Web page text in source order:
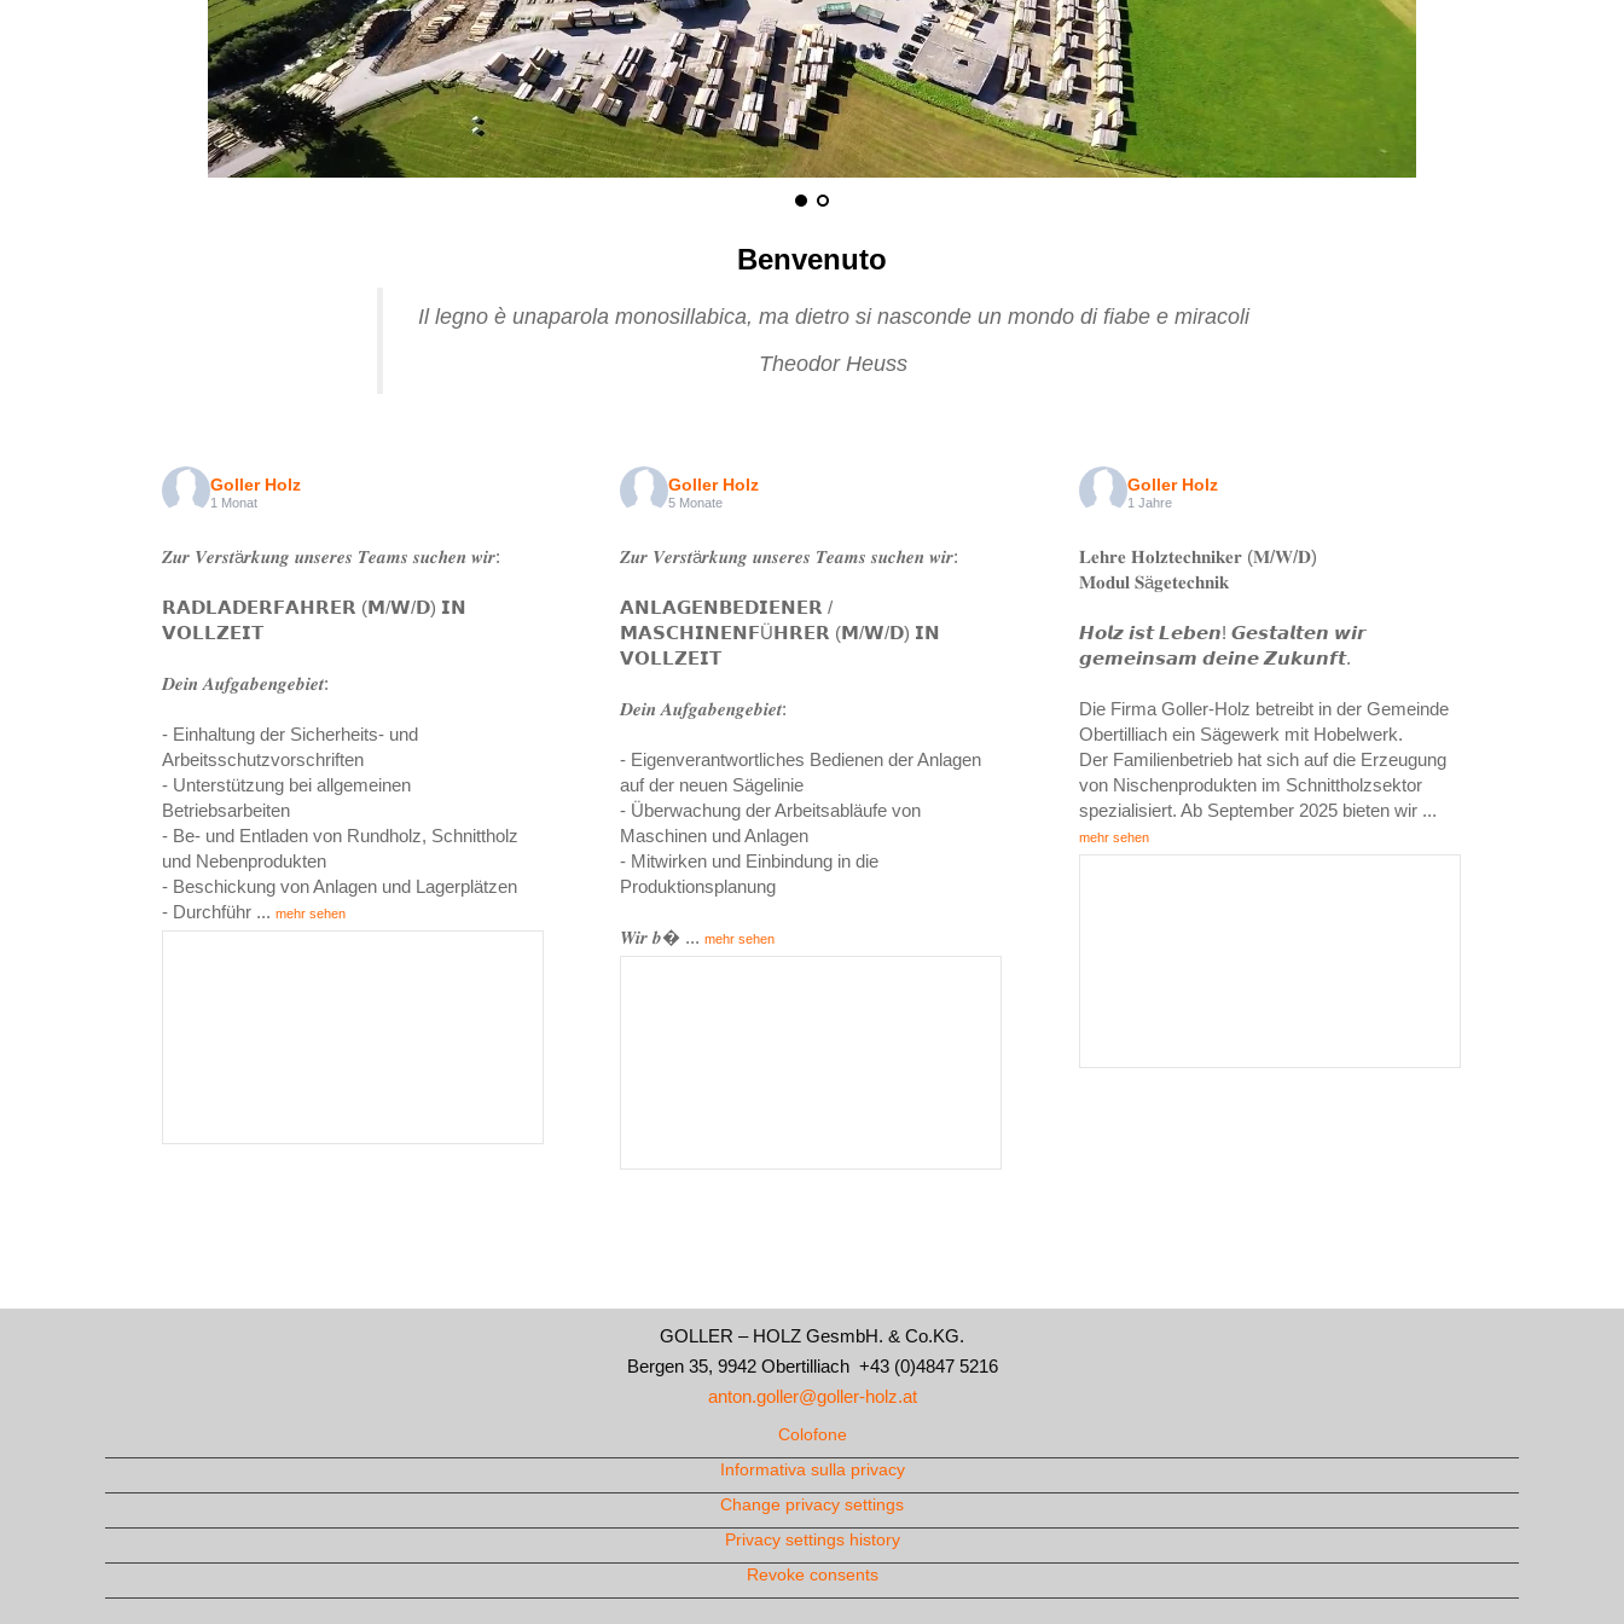
Benvenuto
Il legno è unaparola monosillabica, ma dietro si nasconde un mondo di fiabe e mira­coli
Theodor Heuss
Goller Holz
1 Monat
𝒁𝒖𝒓 𝑽𝒆𝒓𝒔𝒕ä𝒓𝒌𝒖𝒏𝒈 𝒖𝒏𝒔𝒆𝒓𝒆𝒔 𝑻𝒆𝒂𝒎𝒔 𝒔𝒖𝒄𝒉𝒆𝒏 𝒘𝒊𝒓:
𝗥𝗔𝗗𝗟𝗔𝗗𝗘𝗥𝗙𝗔𝗛𝗥𝗘𝗥 (𝗠/𝗪/𝗗) 𝗜𝗡
𝗩𝗢𝗟𝗟𝗭𝗘𝗜𝗧
𝑫𝒆𝒊𝒏 𝑨𝒖𝒇𝒈𝒂𝒃𝒆𝒏𝒈𝒆𝒃𝒊𝒆𝒕:
- Einhaltung der Sicherheits- und
Arbeitsschutzvorschriften
- Unterstützung bei allgemeinen
Betriebsarbeiten
- Be- und Entladen von Rundholz, Schnittholz
und Nebenprodukten
- Beschickung von Anlagen und Lagerplätzen
- Durchführ ...mehr sehen
Goller Holz
5 Monate
𝒁𝒖𝒓 𝑽𝒆𝒓𝒔𝒕ä𝒓𝒌𝒖𝒏𝒈 𝒖𝒏𝒔𝒆𝒓𝒆𝒔 𝑻𝒆𝒂𝒎𝒔 𝒔𝒖𝒄𝒉𝒆𝒏 𝒘𝒊𝒓:
𝗔𝗡𝗟𝗔𝗚𝗘𝗡𝗕𝗘𝗗𝗜𝗘𝗡𝗘𝗥 /
𝗠𝗔𝗦𝗖𝗛𝗜𝗡𝗘𝗡𝗙Ü𝗛𝗥𝗘𝗥 (𝗠/𝗪/𝗗) 𝗜𝗡
𝗩𝗢𝗟𝗟𝗭𝗘𝗜𝗧
𝑫𝒆𝒊𝒏 𝑨𝒖𝒇𝒈𝒂𝒃𝒆𝒏𝒈𝒆𝒃𝒊𝒆𝒕:
- Eigenverantwortliches Bedienen der Anlagen
auf der neuen Sägelinie
- Überwachung der Arbeitsabläufe von
Maschinen und Anlagen
- Mitwirken und Einbindung in die
Produktionsplanung
𝑾𝒊𝒓 𝒃 ...mehr sehen
Goller Holz
1 Jahre
𝐋𝐞𝐡𝐫𝐞 𝐇𝐨𝐥𝐳𝐭𝐞𝐜𝐡𝐧𝐢𝐤𝐞𝐫 (𝐌/𝐖/𝐃)
𝐌𝐨𝐝𝐮𝐥 𝐒ä𝐠𝐞𝐭𝐞𝐜𝐡𝐧𝐢𝐤
𝙃𝙤𝙡𝙯 𝙞𝙨𝙩 𝙇𝙚𝙗𝙚𝙣! 𝙂𝙚𝙨𝙩𝙖𝙡𝙩𝙚𝙣 𝙬𝙞𝙧
𝙜𝙚𝙢𝙚𝙞𝙣𝙨𝙖𝙢 𝙙𝙚𝙞𝙣𝙚 𝙕𝙪𝙠𝙪𝙣𝙛𝙩.
Die Firma Goller-Holz betreibt in der Gemeinde
Obertilliach ein Sägewerk mit Hobelwerk.
Der Familienbetrieb hat sich auf die Erzeugung
von Nischenprodukten im Schnittholzsektor
spezialisiert. Ab September 2025 bieten wir ...
mehr sehen
GOLLER – HOLZ GesmbH. & Co.KG.
Bergen 35, 9942 Obertilliach +43 (0)4847 5216
anton.goller@goller-holz.at
Colofone
Informativa sulla privacy
Change privacy settings
Privacy settings history
Revoke consents